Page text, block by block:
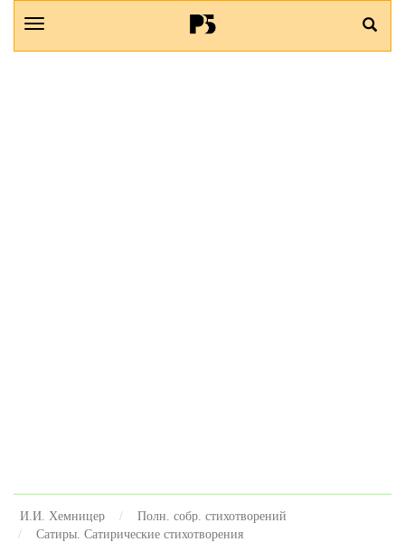
И.И. Хемницер
Полн. собр. стихотворений
Сатиры. Сатирические стихотворения